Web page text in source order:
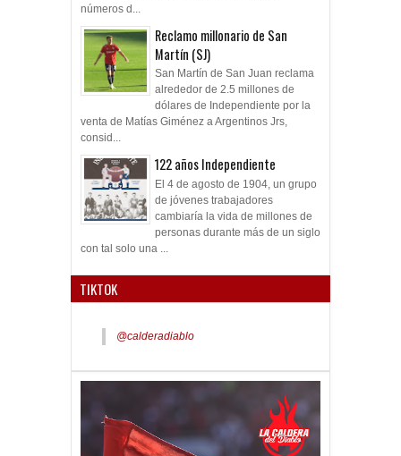
números d...
Reclamo millonario de San
Martín (SJ)
San Martín de San Juan reclama
alrededor de 2.5 millones de
dólares de Independiente por la
venta de Matías Giménez a Argentinos Jrs,
consid...
122 años Independiente
El 4 de agosto de 1904, un grupo
de jóvenes trabajadores
cambiaría la vida de millones de
personas durante más de un siglo
con tal solo una ...
TIKTOK
@calderadiablo